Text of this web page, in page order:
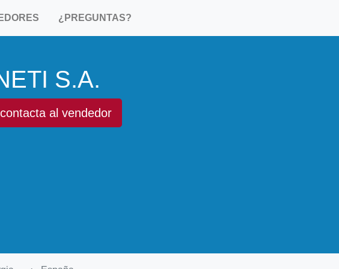
¿PREGUNTAS?
S.A.
contacta al vendedor